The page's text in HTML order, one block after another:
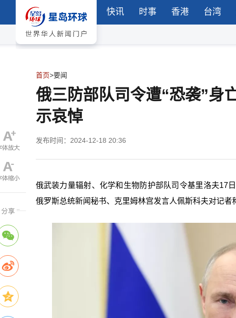
快讯 时事 香港 台湾
首页>要闻
俄三防部队司令遭“恐袭”身
示哀悼
发布时间：2024-12-18 20:36
俄武装力量辐射、化学和生物防护部队司令基里洛夫17
俄罗斯总统新闻秘书、克里姆林宫发言人佩斯科夫对记者